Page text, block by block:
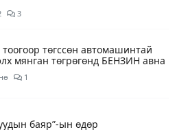
3
төгссөн автомашинтай
мянган төгрөгөнд БЕНЗИН авна
1
баяр”-ын өдөр